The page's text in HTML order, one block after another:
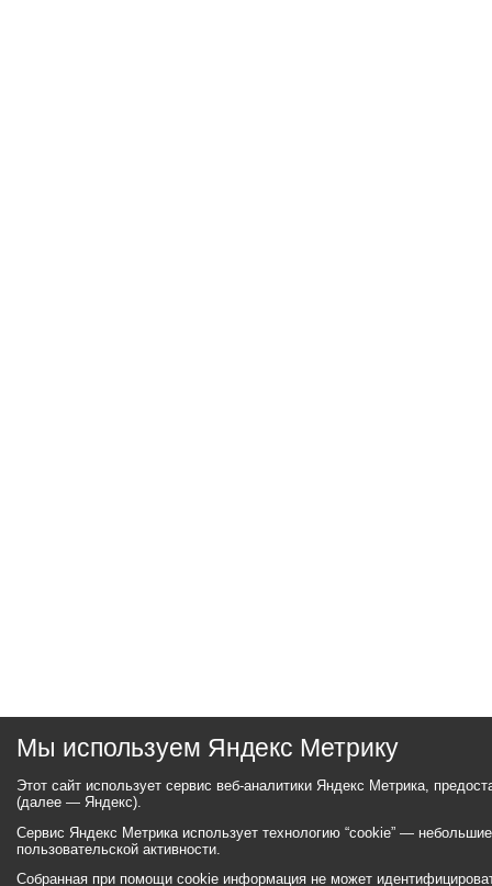
Мы используем Яндекс Метрику
Этот сайт использует сервис веб-аналитики Яндекс Метрика,
(далее — Яндекс).
Сервис Яндекс Метрика использует технологию “cookie” —
пользовательской активности.
Собранная при помощи cookie информация не может